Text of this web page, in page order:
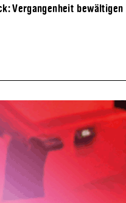
Vergangenheit bewältigen